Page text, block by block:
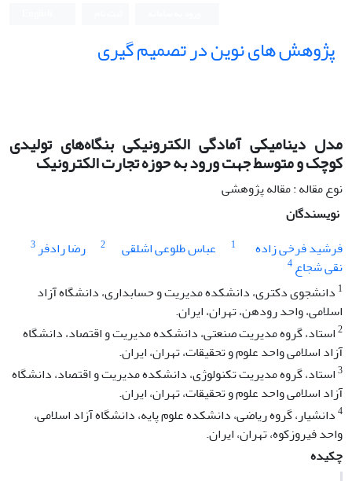
پژوهش های نوین در تصمیم گیری
مدل دینامیکی آمادگی الکترونیکی بنگاه‌های تولیدی
کوچک و متوسط جهت ورود به حوزه تجارت الکترونیک
نوع مقاله : مقاله پژوهشی
نویسندگان
فرشید فرخی زاده
1 عباس طلوعی اشلقی 2 رضا رادفر3
نقی شجاع4
1 دانشجوی دکتری، دانشکده مدیریت و حسابداری، دانشگاه آزاد
اسلامی، واحد رودهن، تهران، ایران.
2استاد، گروه مدیریت صنعتی، دانشکده مدیریت و اقتصاد، دانشگاه
آزاد اسلامی واحد علوم و تحقیقات، تهران، ایران.
3استاد، گروه مدیریت تکنولوژی، دانشکده مدیریت و اقتصاد، دانشگاه
آزاد اسلامی واحد علوم و تحقیقات، تهران، ایران.
4دانشیار، گروه ریاضی، دانشکده علوم پایه، دانشگاه آزاد اسلامی،
واحد فیروزکوه، تهران، ایران.
چکیده